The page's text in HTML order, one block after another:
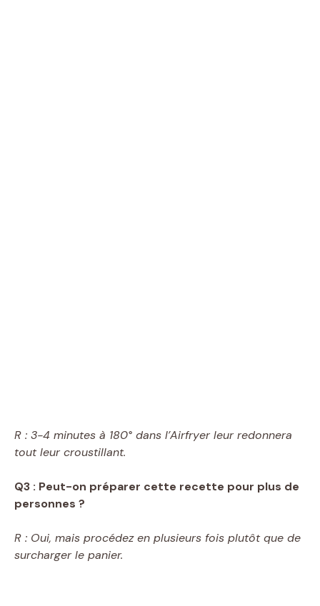
R : 3-4 minutes à 180° dans l’Airfryer leur redonnera
tout leur croustillant.
Q3 : Peut-on préparer cette recette pour plus de
personnes ?
R : Oui, mais procédez en plusieurs fois plutôt que de
surcharger le panier.